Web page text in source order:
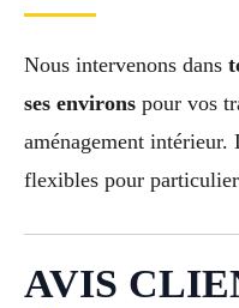
Nous intervenons dans
ses environs pour vos
aménagement intérieur.
flexibles pour
AVIS